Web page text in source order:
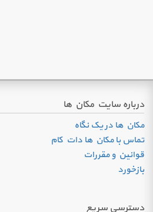
درباره سایت مکان ها
مکان ها در یک نگاه
تماس با مکان ها دات کام
قوانین و مقررات
بازخورد
دسترسی سریع